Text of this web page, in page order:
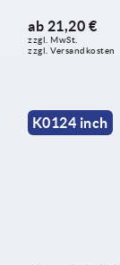
ab 21,20 €
zzgl. MwSt.
zzgl. Versandkosten
K0124 inch